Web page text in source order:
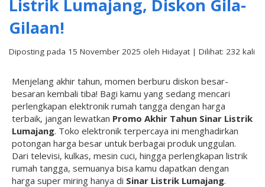
Listrik Lumajang, Diskon Gila-
Gilaan!
Diposting pada 15 November 2025 oleh Hidayat | Dilihat: 232 kali
Menjelang akhir tahun, momen berburu diskon besar-
besaran kembali tiba! Bagi kamu yang sedang mencari
perlengkapan elektronik rumah tangga dengan harga
terbaik, jangan lewatkan Promo Akhir Tahun Sinar Listrik
Lumajang. Toko elektronik terpercaya ini menghadirkan
potongan harga besar untuk berbagai produk unggulan.
Dari televisi, kulkas, mesin cuci, hingga perlengkapan listrik
rumah tangga, semuanya bisa kamu dapatkan dengan
harga super miring hanya di Sinar Listrik Lumajang.